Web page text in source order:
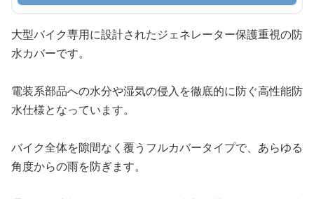
大型バイク専用に設計されたジェネレーター保護重視の防
水カバーです。
電装系部品への水分や湿気の侵入を徹底的に防ぐ高性能防
水仕様となっています。
バイク全体を隙間なく覆うフルカバータイプで、あらゆる
角度からの雨を防ぎます。